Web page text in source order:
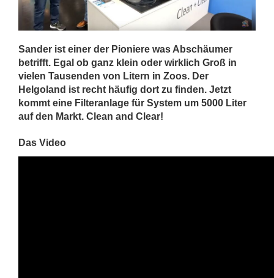
Sander ist einer der Pioniere was Abschäumer
betrifft. Egal ob ganz klein oder wirklich Groß in
vielen Tausenden von Litern in Zoos. Der
Helgoland ist recht häufig dort zu finden. Jetzt
kommt eine Filteranlage für System um 5000 Liter
auf den Markt. Clean and Clear!
Das Video